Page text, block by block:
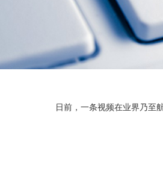
日前，一条视频在业界乃至